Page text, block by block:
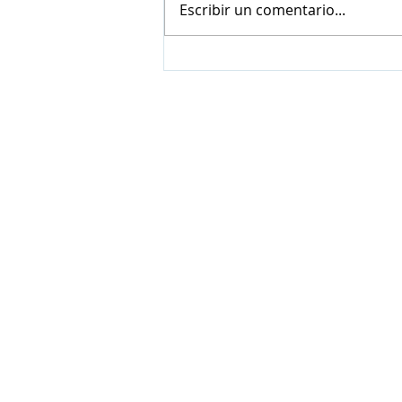
Escribir un comentario...